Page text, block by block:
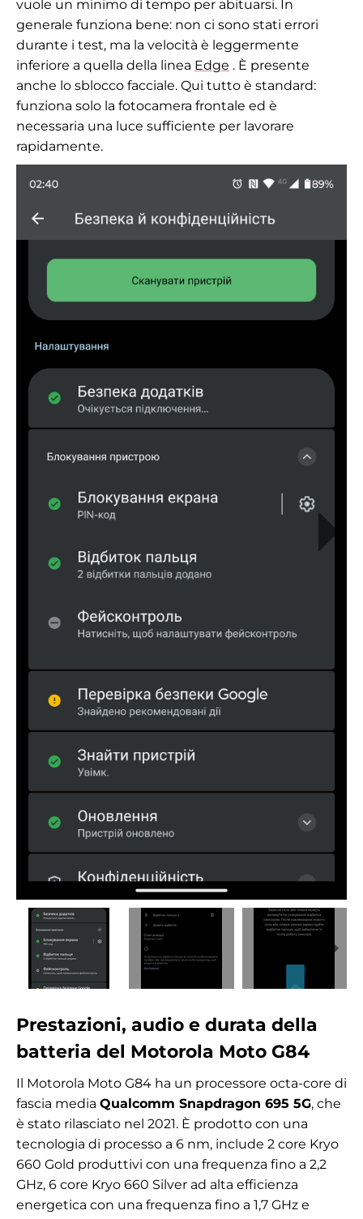
vuole un minimo di tempo per abituarsi. In
generale funziona bene: non ci sono stati errori
durante i test, ma la velocità è leggermente
inferiore a quella della linea Edge . È presente
anche lo sblocco facciale. Qui tutto è standard:
funziona solo la fotocamera frontale ed è
necessaria una luce sufficiente per lavorare
rapidamente.
Prestazioni, audio e durata della
batteria del Motorola Moto G84
Il Motorola Moto G84 ha un processore octa-core di
fascia media Qualcomm Snapdragon 695 5G, che
è stato rilasciato nel 2021. È prodotto con una
tecnologia di processo a 6 nm, include 2 core Kryo
660 Gold produttivi con una frequenza fino a 2,2
GHz, 6 core Kryo 660 Silver ad alta efficienza
energetica con una frequenza fino a 1,7 GHz e